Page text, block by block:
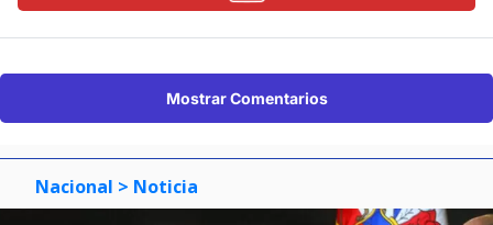
Mostrar Comentarios
Nacional > Noticia